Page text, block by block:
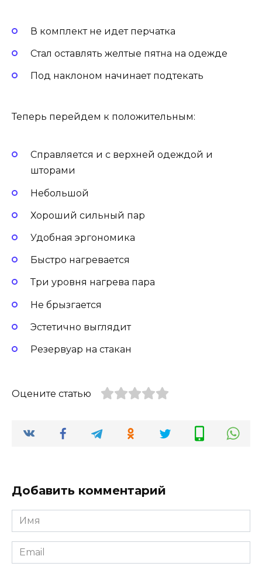
В комплект не идет перчатка
Стал оставлять желтые пятна на одежде
Под наклоном начинает подтекать
Теперь перейдем к положительным:
Справляется и с верхней одеждой и
шторами
Небольшой
Хороший сильный пар
Удобная эргономика
Быстро нагревается
Три уровня нагрева пара
Не брызгается
Эстетично выглядит
Резервуар на стакан
Оцените статью
Добавить комментарий
Имя
Email